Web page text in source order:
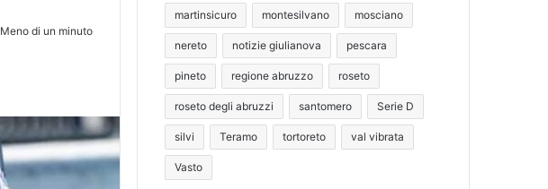
Meno di un minuto
martinsicuro montesilvano mosciano
nereto notizie giulianova pescara
pineto regione abruzzo roseto
roseto degli abruzzi santomero Serie D
silvi Teramo tortoreto val vibrata
Vasto